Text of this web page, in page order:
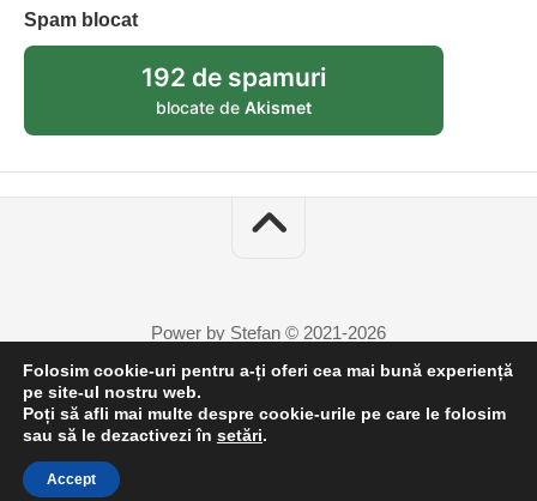
Spam blocat
192 de spamuri
blocate de Akismet
Power by Stefan © 2021-2026
Folosim cookie-uri pentru a-ți oferi cea mai bună experiență
pe site-ul nostru web.
Poți să afli mai multe despre cookie-urile pe care le folosim
sau să le dezactivezi în setări.
Accept